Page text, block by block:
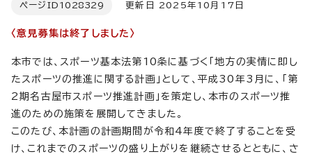
ページID 1028329 更新日 2025年10月17日
〈意見募集は終了しました〉
本市では、スポーツ基本法第10条に基づく「地方の実情に即し
たスポーツの推進に関する計画」として、平成30年3月に、「第
2期名古屋市スポーツ推進計画」を策定し、本市のスポーツ推
進のための施策を展開してきました。
このたび、本計画の計画期間が令和4年度で終了することを受
け、これまでのスポーツの盛り上がりを継続させるとともに、さ